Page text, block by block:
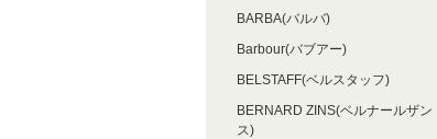
BARBA(バルバ)
Barbour(バブアー)
BELSTAFF(ベルスタッフ)
BERNARD ZINS(ベルナールザン
ス)